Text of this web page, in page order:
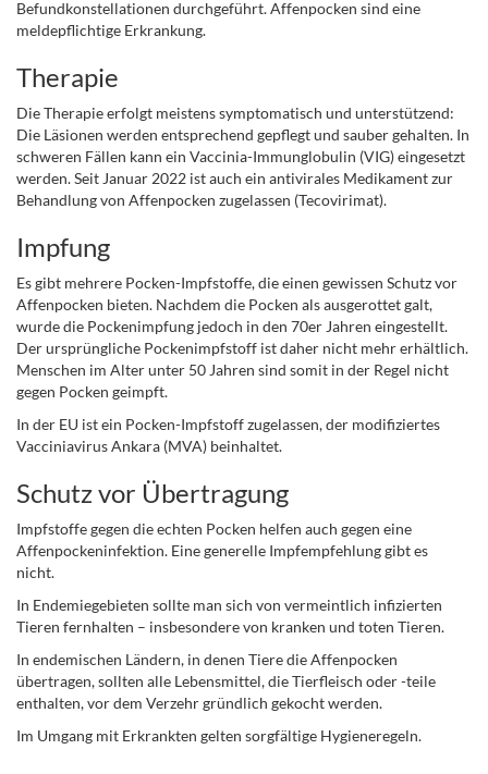
Befundkonstellationen durchgeführt.Affenpocken sind eine
meldepflichtige Erkrankung.
Therapie
Die Therapie erfolgt meistens symptomatisch und unterstützend:
Die Läsionen werden entsprechend gepflegt und sauber gehalten. In
schweren Fällen kann ein Vaccinia-Immunglobulin (VIG) eingesetzt
werden. Seit Januar 2022 ist auch ein antivirales Medikament zur
Behandlung von Affenpocken zugelassen (Tecovirimat).
Impfung
Es gibt mehrere Pocken-Impfstoffe, die einen gewissen Schutz vor
Affenpocken bieten. Nachdem die Pocken als ausgerottet galt,
wurde die Pockenimpfung jedoch in den 70er Jahren eingestellt.
Der ursprüngliche Pockenimpfstoff ist daher nicht mehr erhältlich.
Menschen im Alter unter 50 Jahren sind somit in der Regel nicht
gegen Pocken geimpft.
In der EU ist ein Pocken-Impfstoff zugelassen, der modifiziertes
Vacciniavirus Ankara (MVA) beinhaltet.
Schutz vor Übertragung
Impfstoffe gegen die echten Pocken helfen auch gegen eine
Affenpockeninfektion. Eine generelle Impfempfehlung gibt es
nicht.
In Endemiegebieten sollte man sich von vermeintlich infizierten
Tieren fernhalten – insbesondere von kranken und toten Tieren.
In endemischen Ländern, in denen Tiere die Affenpocken
übertragen, sollten alle Lebensmittel, die Tierfleisch oder -teile
enthalten, vor dem Verzehr gründlich gekocht werden.
Im Umgang mit Erkrankten gelten sorgfältige Hygieneregeln.